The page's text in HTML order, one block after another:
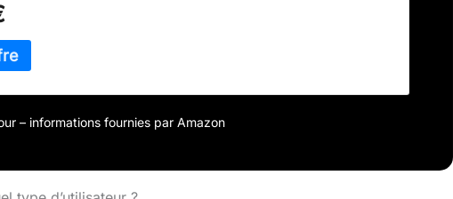
a reçu le label de qualité de l'American Podiatric Medical
décerné aux produits jugés par l'association comme
bonne santé des pieds.
– informations fournies par Amazon